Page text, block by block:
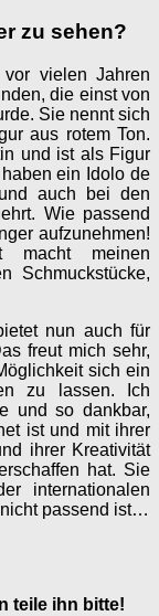
zu sehen?
vielen Jahren
die einst von
Sie nennt sich
aus rotem Ton.
und ist als Figur
ein Idolo de
auch bei den
Wie passend
aufzunehmen!
macht meinen
Schmuckstücke,
nun auch für
freut mich sehr,
sich ein
zu lassen. Ich
und so dankbar,
ist und mit ihrer
ihrer Kreativität
hat. Sie
internationalen
passend ist…
teile ihn bitte!